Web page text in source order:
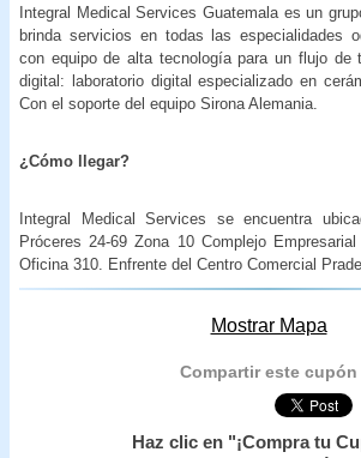
Integral Medical Services Guatemala es un
brinda servicios en todas las especialidades
con equipo de alta tecnología para un flujo de
digital: laboratorio digital especializado en
Con el soporte del equipo Sirona Alemania.
¿Cómo llegar?
Integral Medical Services se encuentra
Próceres 24-69 Zona 10 Complejo
Oficina 310. Enfrente del Centro Comercial
Mostrar Mapa
Compartir este cupón
Haz clic en "¡Compra tu